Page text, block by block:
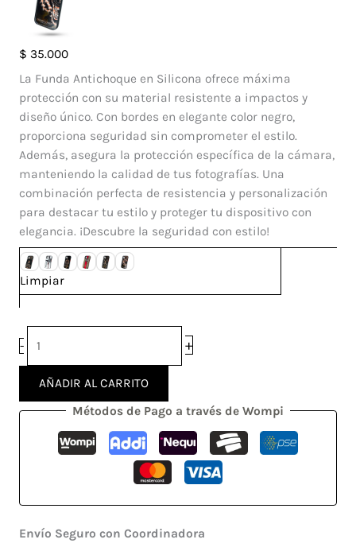
$ 35.000
La Funda Antichoque en Silicona ofrece máxima
protección con su material resistente a impactos y
diseño único. Con bordes en elegante color negro,
proporciona seguridad sin comprometer el estilo.
Además, asegura la protección específica de la cámara,
manteniendo la calidad de tus fotografías. Una
combinación perfecta de resistencia y personalización
para destacar tu estilo y proteger tu dispositivo con
elegancia. ¡Descubre la seguridad con estilo!
Limpiar
-
Case
DD
Iphone
13
cantidad
+
AÑADIR AL CARRITO
Métodos de Pago a través de Wompi
Envío Seguro con Coordinadora